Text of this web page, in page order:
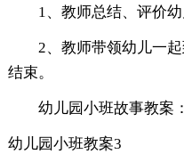
1、教师总结、评价幼
2、教师带领幼儿一
结束。
幼儿园小班故事教案
幼儿园小班教案3